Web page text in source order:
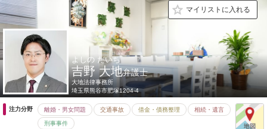
マイリストに入れる
よしの だいち
吉野 大地弁護士
大地法律事務所
埼玉県熊谷市肥塚1204-4
注力分野 離婚・男女問題 交通事故 借金・債務整理 相続・遺言
刑事事件